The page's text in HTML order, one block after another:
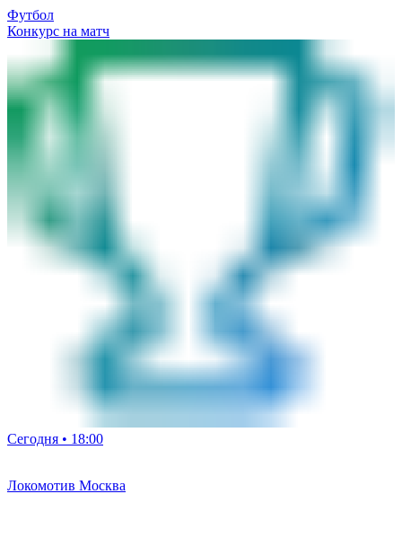
Футбол
Конкурс на матч
Сегодня • 18:00
Локомотив Москва